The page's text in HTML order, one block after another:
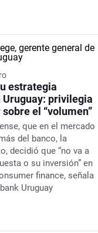
estrategia
privilegia
el “volumen”
que en el mercado
del banco, la
decidió que “no va a
o su inversión” en
finance, señala
Uruguay